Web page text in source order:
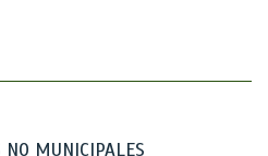
MUNICIPALES